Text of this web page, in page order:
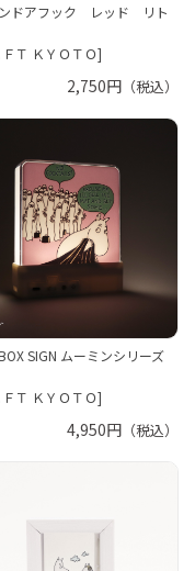
ドアフック レッド リト
Ｔ ＫＹＯＴＯ]
2,750円 （税込）
SIGN ムーミンシリーズ
Ｔ ＫＹＯＴＯ]
4,950円 （税込）